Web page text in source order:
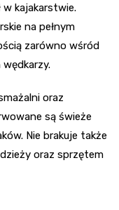
kajakarstwie.
na pełnym
zarówno wśród
oraz
są świeże
Nie brakuje także
oraz sprzętem